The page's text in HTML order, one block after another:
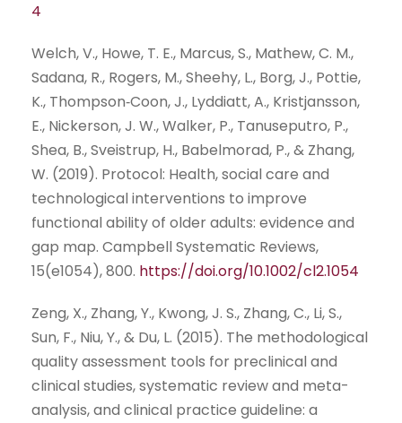
4
Welch, V., Howe, T. E., Marcus, S., Mathew, C. M.,
Sadana, R., Rogers, M., Sheehy, L., Borg, J., Pottie,
K., Thompson‐Coon, J., Lyddiatt, A., Kristjansson,
E., Nickerson, J. W., Walker, P., Tanuseputro, P.,
Shea, B., Sveistrup, H., Babelmorad, P., & Zhang,
W. (2019). Protocol: Health, social care and
technological interventions to improve
functional ability of older adults: evidence and
gap map. Campbell Systematic Reviews,
15(e1054), 800. https://doi.org/10.1002/cl2.1054
Zeng, X., Zhang, Y., Kwong, J. S., Zhang, C., Li, S.,
Sun, F., Niu, Y., & Du, L. (2015). The methodological
quality assessment tools for preclinical and
clinical studies, systematic review and meta-
analysis, and clinical practice guideline: a